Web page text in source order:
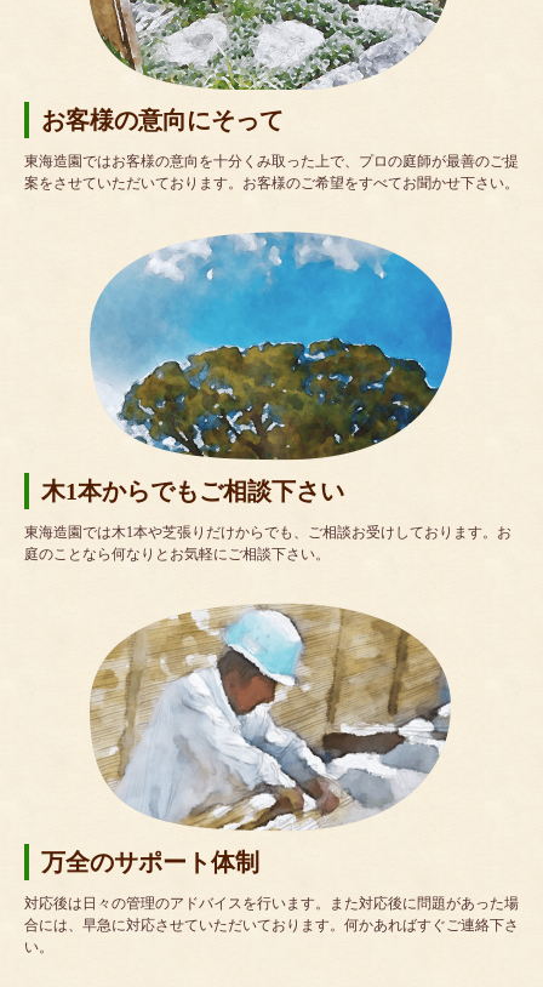
お客様の意向にそって
東海造園ではお客様の意向を十分くみ取った上で、プロの庭師が最善のご提
案をさせていただいております。お客様のご希望をすべてお聞かせ下さい。
木1本からでもご相談下さい
東海造園では木1本や芝張りだけからでも、ご相談お受けしております。お
庭のことなら何なりとお気軽にご相談下さい。
万全のサポート体制
対応後は日々の管理のアドバイスを行います。また対応後に問題があった場
合には、早急に対応させていただいております。何かあればすぐご連絡下さ
い。